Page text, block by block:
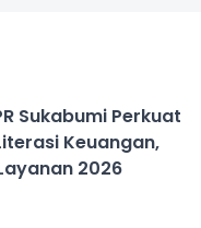
Sukabumi Perkuat
Keuangan,
2026